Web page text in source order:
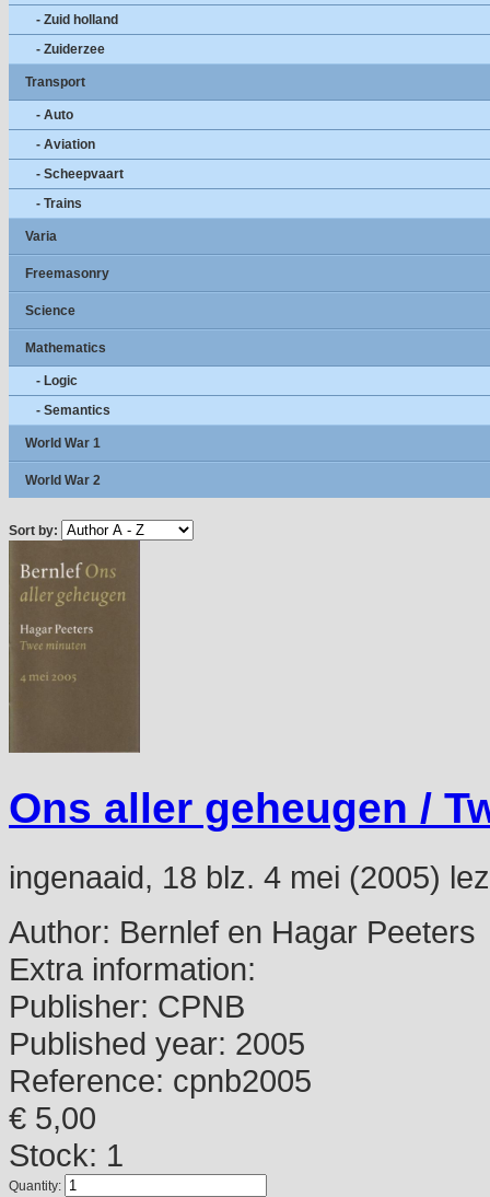
- Zuid holland
- Zuiderzee
Transport
- Auto
- Aviation
- Scheepvaart
- Trains
Varia
Freemasonry
Science
Mathematics
- Logic
- Semantics
World War 1
World War 2
Sort by:
Ons aller geheugen /
ingenaaid, 18 blz. 4 mei (2005)
Author: Bernlef en Hagar Peeters
Extra information:
Publisher: CPNB
Published year: 2005
Reference: cpnb2005
€ 5,00
Stock: 1
Quantity: